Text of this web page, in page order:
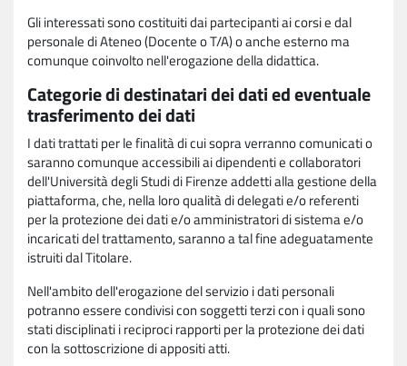
Gli interessati sono costituiti dai partecipanti ai corsi e dal
personale di Ateneo (Docente o T/A) o anche esterno ma
comunque coinvolto nell'erogazione della didattica.
Categorie di destinatari dei dati ed eventuale
trasferimento dei dati
I dati trattati per le finalità di cui sopra verranno comunicati o
saranno comunque accessibili ai dipendenti e collaboratori
dell'Università degli Studi di Firenze addetti alla gestione della
piattaforma, che, nella loro qualità di delegati e/o referenti
per la protezione dei dati e/o amministratori di sistema e/o
incaricati del trattamento, saranno a tal fine adeguatamente
istruiti dal Titolare.
Nell'ambito dell'erogazione del servizio i dati personali
potranno essere condivisi con soggetti terzi con i quali sono
stati disciplinati i reciproci rapporti per la protezione dei dati
con la sottoscrizione di appositi atti.